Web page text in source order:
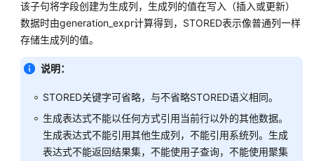
DROP
LANGUAGE
MASKING
DROP
MATERIALIZED
该子句将字段创建为生成列，生成列的值在写入（插入或更新）
数据时由generation_expr计算得到，STORED表示像普通列一样
存储生成列的值。
说明：
STORED关键字可省略，与不省略STORED语义相同。
生成表达式不能以任何方式引用当前行以外的其他数据。
生成表达式不能引用其他生成列，不能引用系统列。生成
表达式不能返回结果集，不能使用子查询，不能使用聚集